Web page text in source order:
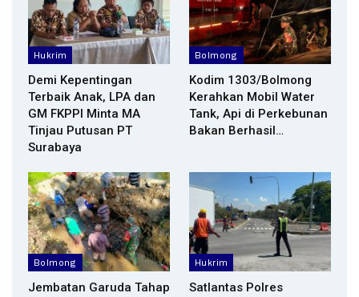
Hukrim
Demi Kepentingan
Terbaik Anak, LPA dan
GM FKPPI Minta MA
Tinjau Putusan PT
Surabaya
Bolmong
Kodim 1303/Bolmong
Kerahkan Mobil Water
Tank, Api di Perkebunan
Bakan Berhasil…
Bolmong
Jembatan Garuda Tahap
Hukrim
Satlantas Polres